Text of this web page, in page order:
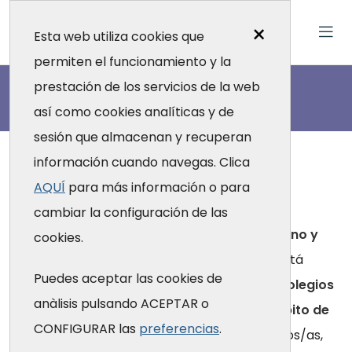
×
Esta web utiliza cookies que
permiten el funcionamiento y la
prestación de los servicios de la web
así como cookies analíticas y de
sesión que almacenan y recuperan
información cuando navegas. Clica
AQUÍ para más información o para
cambiar la configuración de las
cookies.
Puedes aceptar las cookies de
anàlisis pulsando ACEPTAR o
CONFIGURAR las preferencias.
rganización
Patronato
El patronato es el
máximo órgano de gobierno y
de la Fundación Galatea y está
formado por profesionales vinculados a los
colegios
oficiales de los distintos colectivos del ámbito de
la salud en Cataluña: médicos/as, enfermeros/as,